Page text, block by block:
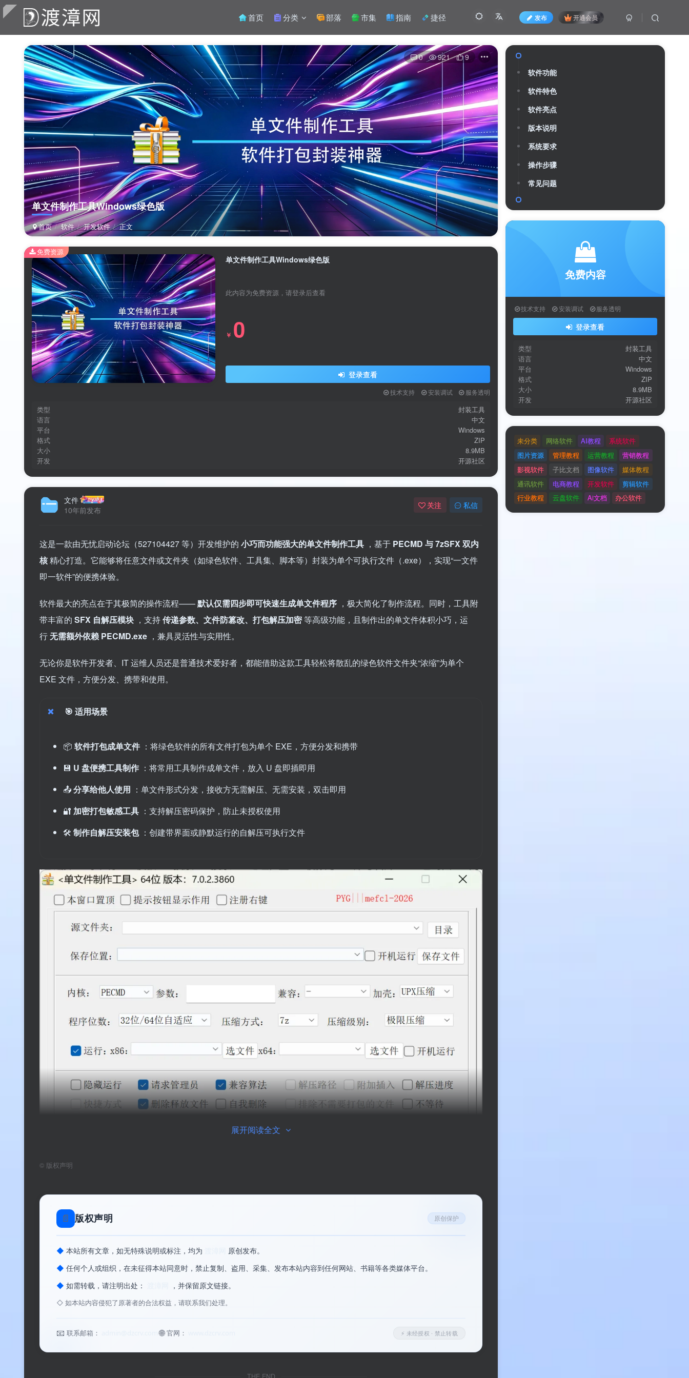
发布 开通会员
首页 分类 部落 市集 指南 捷径
单文件制作工具Windows绿色版
首页 软件 开发软件 正文
0 921 9
单文件制作工具Windows绿色版
此内容为免费资源，请登录后查看
￥ 0
登录查看
技术支持 安装调试 服务透明
类型
封装工具
语言
中文
平台
Windows
格式
ZIP
大小
8.9MB
开发
开源社区
免费资源
文件
10年前发布
关注 私信
这是一款由无忧启动论坛（527104427 等）开发维护的 小巧而功能强大的单文件制作工具 ，基于 PECMD 与 7zSFX 双内
核精心打造。它能够将任意文件或文件夹（如绿色软件、工具集、脚本等）封装为单个可执行文件（.exe），实现“一文件
即一软件”的便携体验。
软件最大的亮点在于其极简的操作流程——默认仅需四步即可快速生成单文件程序 ，极大简化了制作流程。同时，工具附
带丰富的 SFX 自解压模块 ，支持传递参数、文件防篡改、打包解压加密等高级功能，且制作出的单文件体积小巧，运
行无需额外依赖 PECMD.exe ，兼具灵活性与实用性。
无论你是软件开发者、IT 运维人员还是普通技术爱好者，都能借助这款工具轻松将散乱的绿色软件文件夹“浓缩”为单个
EXE 文件，方便分发、携带和使用。
🎯 适用场景
📦 软件打包成单文件 ：将绿色软件的所有文件打包为单个 EXE，方便分发和携带
💾 U 盘便携工具制作 ：将常用工具制作成单文件，放入 U 盘即插即用
📤分享给他人使用 ：单文件形式分发，接收方无需解压、无需安装，双击即用
🔐 加密打包敏感工具 ：支持解压密码保护，防止未授权使用
🛠️ 制作自解压安装包 ：创建带界面或静默运行的自解压可执行文件
展开阅读全文
© 版权声明
📄 版权声明 原创保护
◆ 本站所有文章，如无特殊说明或标注，均为
原创发布。
◆ 任何个人或组织，在未征得本站同意时，禁止复制、盗用、采集、发布本站内容到任何网站、书籍等各类媒体平台。
◆ 如需转载，请注明出处： ，并保留原文链接。
◇ 如本站内容侵犯了原著者的合法权益，请联系我们处理。
📧 联系邮箱： admin@dzcrv.com🌐官网： ⚡ 未经授权 · 禁止转载
Many people start a career with a dream,
很多人一开始为了梦想而忙，后来忙得忘了梦想
文件 关注
有序管理，轻松检索，让每一份文件都触手可
及。
软件功能
软件亮点
版本说明
系统要求
操作步骤
常见问题
免费内容
扫码登录
使用其它方式登录或注册
获取验证码
请输入验证码
登录
用户协议、